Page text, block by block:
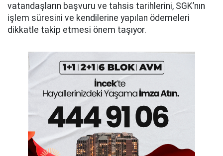
vatandaşların başvuru ve tahsis tarihlerini, SGK’nın
işlem süresini ve kendilerine yapılan ödemeleri
dikkatle takip etmesi önem taşıyor.